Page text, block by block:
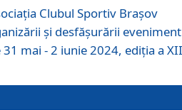
Clubul Sportiv Brașov
și desfășurării
mai - 2 iunie 2024, ediția a